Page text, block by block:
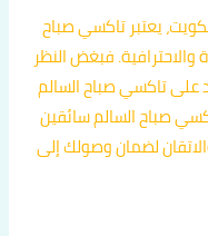
يعتبر تاكسي صباح
والاحترافية. فبغض النظر
على تاكسي صباح السالم
صباح السالم سائقين
لضمان وصولك إلى